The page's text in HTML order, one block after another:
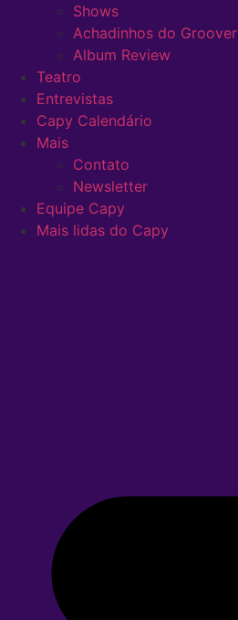
Shows
Achadinhos do Groover
Album Review
Teatro
Entrevistas
Capy Calendário
Mais
Contato
Newsletter
Equipe Capy
Mais lidas do Capy